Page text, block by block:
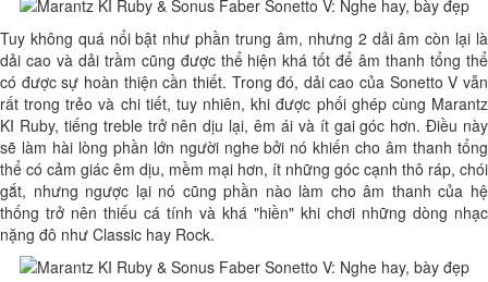
Tuy không quá nổi bật như phần trung âm, nhưng 2 dải âm còn lại là
dải cao và dải trầm cũng được thể hiện khá tốt để âm thanh tổng thể
có được sự hoàn thiện cần thiết. Trong đó, dải cao của Sonetto V vẫn
rất trong trẻo và chi tiết, tuy nhiên, khi được phối ghép cùng Marantz
KI Ruby, tiếng treble trở nên dịu lại, êm ái và ít gai góc hơn. Điều này
sẽ làm hài lòng phần lớn người nghe bởi nó khiến cho âm thanh tổng
thể có cảm giác êm dịu, mềm mại hơn, ít những góc cạnh thô ráp, chói
gắt, nhưng ngược lại nó cũng phần nào làm cho âm thanh của hệ
thống trở nên thiếu cá tính và khá "hiền" khi chơi những dòng nhạc
nặng đô như Classic hay Rock.